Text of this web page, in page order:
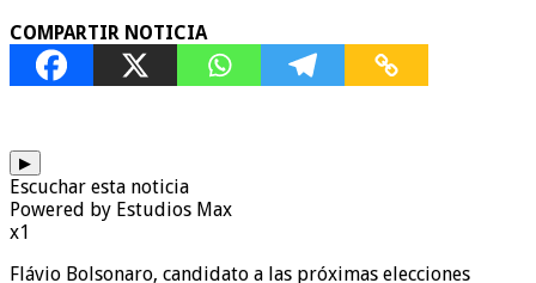
COMPARTIR NOTICIA
▶
Escuchar esta noticia
Powered by Estudios Max
x1
Flávio Bolsonaro, candidato a las próximas elecciones